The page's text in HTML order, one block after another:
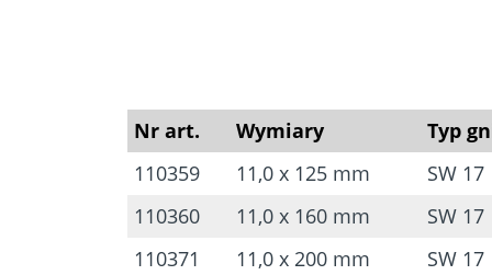
Nr art. Wymiary Typ
110359
11,0 x 125 mm SW 17
110360
11,0 x 160 mm SW 17
110371
11,0 x 200 mm SW 17